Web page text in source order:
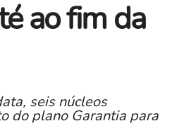
ao fim da
seis núcleos
do plano Garantia para